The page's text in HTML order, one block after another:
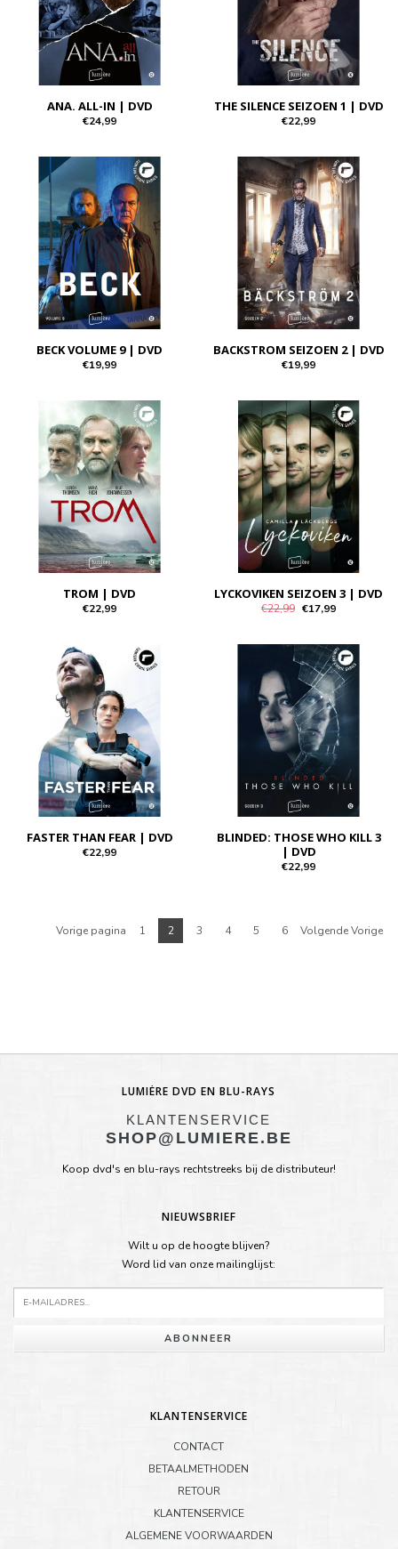
ANA. ALL-IN | DVD
€24,99
THE SILENCE SEIZOEN 1 | DVD
€22,99
BECK VOLUME 9 | DVD
€19,99
BACKSTROM SEIZOEN 2 | DVD
€19,99
TROM | DVD
€22,99
LYCKOVIKEN SEIZOEN 3 | DVD
€22,99 €17,99
FASTER THAN FEAR | DVD
€22,99
BLINDED: THOSE WHO KILL 3
| DVD
€22,99
Vorige pagina 1 2 3 4 5 6 Volgende Vorige
LUMIÈRE DVD EN BLU-RAYS
KLANTENSERVICE
SHOP@LUMIERE.BE
Koop dvd's en blu-rays rechtstreeks bij de distributeur!
NIEUWSBRIEF
Wilt u op de hoogte blijven?
Word lid van onze mailinglijst:
ABONNEER
KLANTENSERVICE
CONTACT
BETAALMETHODEN
RETOUR
KLANTENSERVICE
ALGEMENE VOORWAARDEN